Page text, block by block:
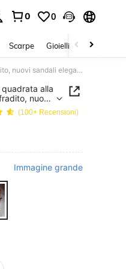
0 0
Scarpe Gioielli E Accessori
Sandali con tacco alto da donna con punta quadrata alla francese, design con cinturini annodati e infradito, nuovi sandali eleganti e minimalisti estivi, adatti da abbinare ad abiti per appuntamenti e feste
alla
nuovi
abbinare
(100+ Recensioni)
Immagine grande